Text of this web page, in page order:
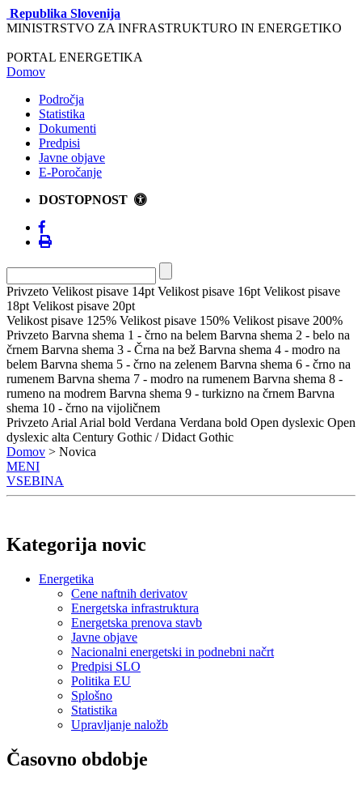
Republika Slovenija
MINISTRSTVO ZA INFRASTRUKTURO IN ENERGETIKO
PORTAL ENERGETIKA
Domov
Področja
Statistika
Dokumenti
Predpisi
Javne objave
E-Poročanje
DOSTOPNOST
Privzeto Velikost pisave 14pt Velikost pisave 16pt Velikost pisave
18pt Velikost pisave 20pt
Velikost pisave 125% Velikost pisave 150% Velikost pisave 200%
Privzeto Barvna shema 1 - črno na belem Barvna shema 2 - belo na
črnem Barvna shema 3 - Črna na bež Barvna shema 4 - modro na
belem Barvna shema 5 - črno na zelenem Barvna shema 6 - črno na
rumenem Barvna shema 7 - modro na rumenem Barvna shema 8 -
rumeno na modrem Barvna shema 9 - turkizno na črnem Barvna
shema 10 - črno na vijoličnem
Privzeto Arial Arial bold Verdana Verdana bold Open dyslexic Open
dyslexic alta Century Gothic / Didact Gothic
Domov > Novica
MENI
VSEBINA
Kategorija novic
Energetika
Cene naftnih derivatov
Energetska infrastruktura
Energetska prenova stavb
Javne objave
Nacionalni energetski in podnebni načrt
Predpisi SLO
Politika EU
Splošno
Statistika
Upravljanje naložb
Časovno obdobje